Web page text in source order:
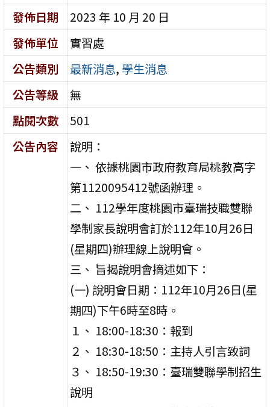
發佈日期
2023 年 10 月 20 日
發佈單位
實習處
公告類別
最新消息, 學生消息
公告等級
無
點閱次數
501
公告內容
說明：
一、 依據桃園市政府教育局桃教高字
第1120095412號函辦理。
二、 112學年度桃園市臺瑞技職雙聯
學制家長說明會訂於112年10月26日
(星期四)辦理線上說明會。
三、 旨揭說明會摘述如下：
(一) 說明會日期：112年10月26日(星
期四)下午6時至8時。
１、 18:00-18:30：報到
２、 18:30-18:50：主持人引言致詞
３、 18:50-19:30：臺瑞雙聯學制招生
說明